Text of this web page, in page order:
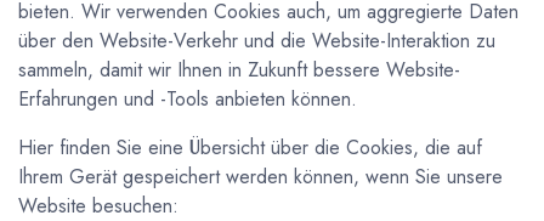
bieten. Wir verwenden Cookies auch, um aggregierte Daten
über den Website-Verkehr und die Website-Interaktion zu
sammeln, damit wir Ihnen in Zukunft bessere Website-
Erfahrungen und -Tools anbieten können.
Hier finden Sie eine Übersicht über die Cookies, die auf
Ihrem Gerät gespeichert werden können, wenn Sie unsere
Website besuchen: